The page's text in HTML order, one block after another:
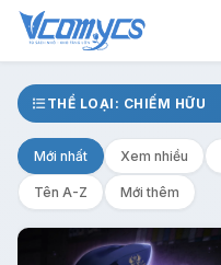
THỂ LOẠI: CHIẾM HỮU
Mới nhất Xem nhiều
Tên A-Z Mới thêm